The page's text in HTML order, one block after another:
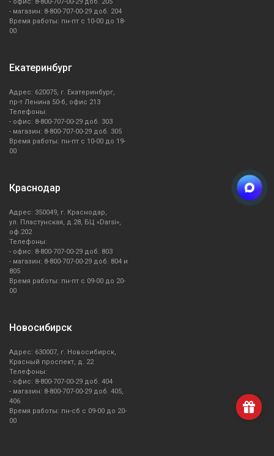
- магазин: 8-800-707-00-29 доб. 204
Время работы: пн-пт с 10-00 до 18-
00
Екатеринбург
Адрес: 620075, г. Екатеринбург,
пр-т Ленина 50-б, офис 213
Телефоны:
- офис: 8-800-707-00-29 доб. 303
- магазин: 8-800-707-00-29 доб. 305
Время работы: пн-пт с 10-00 до 19-
00
Краснодар
Адрес: 350049, г. Краснодар,
ул. Пластунская, д.28, БЦ «Darsi»,
оф.202
Телефоны:
- офис: 8-800-707-00-29 доб. 803
- магазин: 8-800-707-00-29 доб. 804 и
805
Время работы: пн-пт с 09-00 до 20-
00
Новосибирск
Адрес: 630007, г. Новосибирск,
Красный проспект, д. 22
Телефоны:
- офис: 8-800-707-00-29 доб. 404
- магазин: 8-800-707-00-29 доб. 405,
406
Время работы: пн-сб с 09-00 до 20-
00